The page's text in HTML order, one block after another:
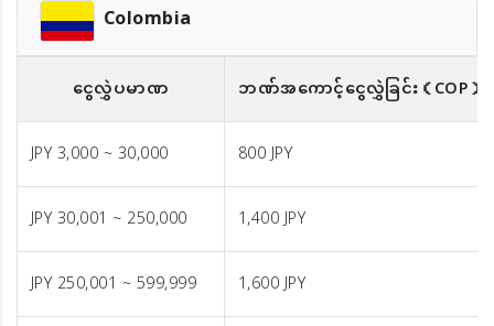
Colombia
ငွေလွှဲပမာဏ ဘဏ်အကောင့်ငွေလွှဲခြင်း（COP）
JPY 3,000 ~ 30,000
800 JPY
JPY 30,001 ~ 250,000
1,400 JPY
JPY 250,001 ~ 599,999
1,600 JPY